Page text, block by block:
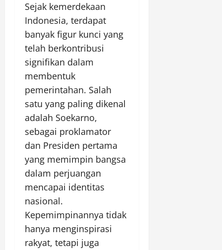
Sejak kemerdekaan
Indonesia, terdapat
banyak figur kunci yang
telah berkontribusi
signifikan dalam
membentuk
pemerintahan. Salah
satu yang paling dikenal
adalah Soekarno,
sebagai proklamator
dan Presiden pertama
yang memimpin bangsa
dalam perjuangan
mencapai identitas
nasional.
Kepemimpinannya tidak
hanya menginspirasi
rakyat, tetapi juga